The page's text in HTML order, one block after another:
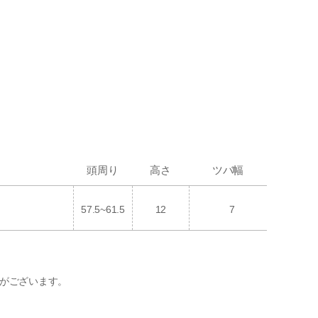
頭周り 高さ ツバ幅
57.5~61.5 12 7
ございます。